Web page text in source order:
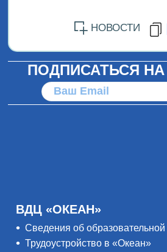
НОВОСТИ
ПОДПИСАТЬСЯ
ВДЦ «ОКЕАН»
Сведения об образовательной
Трудоустройство в «Океан»